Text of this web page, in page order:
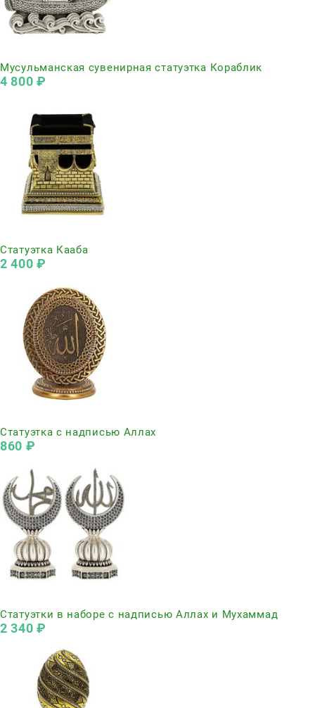
Мусульманская сувенирная статуэтка Кораблик
4 800 ₽
Статуэтка Кааба
2 400 ₽
Статуэтка с надписью Аллах
860 ₽
Статуэтки в наборе с надписью Аллах и Мухаммад
2 340 ₽